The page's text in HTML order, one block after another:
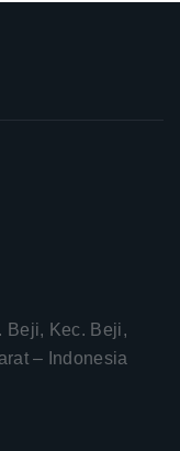
Beji, Kec. Beji,
– Indonesia